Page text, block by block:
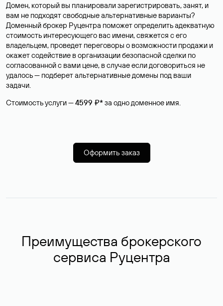
Домен, который вы планировали зарегистрировать, занят, и
вам не подходят свободные альтернативные варианты?
Доменный брокер Руцентра поможет определить адекватную
стоимость интересующего вас имени, свяжется с его
владельцем, проведет переговоры о возможности продажи и
окажет содействие в организации безопасной сделки по
согласованной с вами цене, в случае если договориться не
удалось — подберет альтернативные домены под ваши
задачи.
Стоимость услуги —4599 ₽*за одно доменное имя.
Оформить заказ
Преимущества брокерского
сервиса Руцентра